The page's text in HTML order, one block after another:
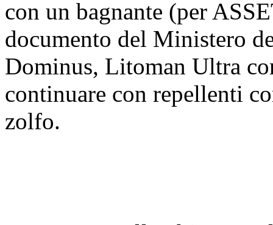
con un bagnante (per
documento del Ministero
Dominus, Litoman Ultra
continuare con repellenti
zolfo.